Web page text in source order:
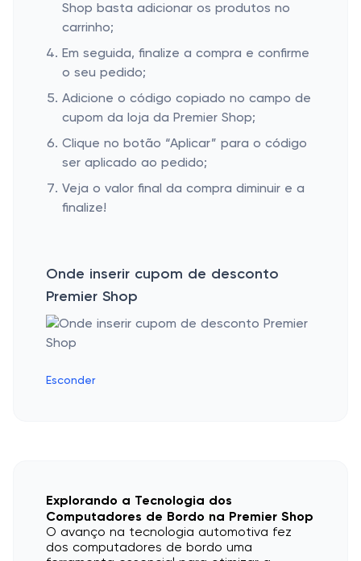
Shop basta adicionar os produtos no
carrinho;
Em seguida, finalize a compra e confirme
o seu pedido;
Adicione o código copiado no campo de
cupom da loja da Premier Shop;
Clique no botão “Aplicar” para o código
ser aplicado ao pedido;
Veja o valor final da compra diminuir e a
finalize!
Onde inserir cupom de desconto
Premier Shop
Esconder
Explorando a Tecnologia dos
Computadores de Bordo na Premier Shop
O avanço na tecnologia automotiva fez
dos computadores de bordo uma